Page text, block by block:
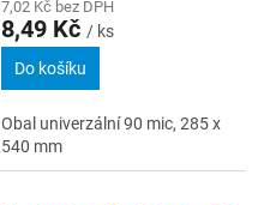
7,02 Kč bez DPH
8,49 Kč / ks
Do košíku
Obal univerzální 90 mic, 285 x
540 mm